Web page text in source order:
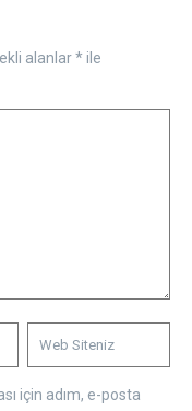
alanlar*ile
için adım, e-posta